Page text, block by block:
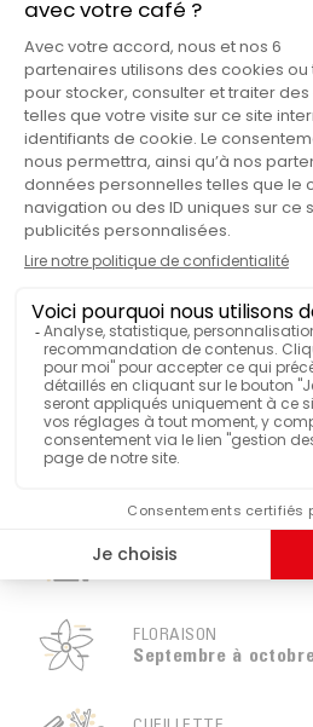
LABEL
NOTES AROMATIQUES
PAYS DE PROVENANCE
VOIR PLUS DE
RÉGION
Ville de Kayanza
ALTITUDE
BOTANIQUE
Arabica . Variété
FLORAISON
Septembre à